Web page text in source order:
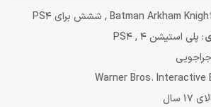
: پلی استیشن 4 , PS4
17 سال